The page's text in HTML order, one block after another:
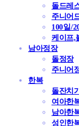
돌드레
주니어
100일/
케이프,
남아정장
돌정장
주니어
한복
돌잔치
여아한
남아한
성인한